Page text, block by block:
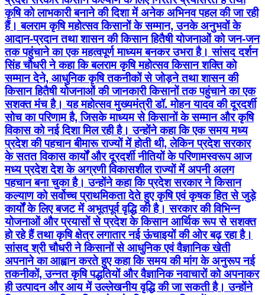
कृषि को लाभकारी बनाने की दिशा में अनेक अभिनव पहल की जा रही
हैं। बलराम कृषि महोत्सव किसानों के सम्मान, उनके अनुभवों के
आदान-प्रदान तथा शासन की किसान हितैषी योजनाओं को जन-जन
तक पहुंचाने का एक महत्वपूर्ण माध्यम बनकर उभरा है। सांसद दर्शन
सिंह चौधरी ने कहा कि बलराम कृषि महोत्सव किसान शक्ति को
सम्मान देने, आधुनिक कृषि तकनीकों से जोड़ने तथा शासन की
किसान हितैषी योजनाओं की जानकारी किसानों तक पहुंचाने का एक
सशक्त मंच है। यह महोत्सव मुख्यमंत्री डॉ. मोहन यादव की दूरदर्शी
सोच का परिणाम है, जिसके माध्यम से किसानों के सम्मान और कृषि
विकास को नई दिशा मिल रही है। उन्होंने कहा कि एक समय मध्य
प्रदेश की पहचान बीमारू राज्यों में होती थी, लेकिन प्रदेश सरकार
के सतत विकास कार्यों और दूरदर्शी नीतियों के परिणामस्वरूप आज
मध्य प्रदेश देश के अग्रणी विकासशील राज्यों में अपनी अलग
पहचान बना चुका है। उन्होंने कहा कि प्रदेश सरकार ने किसान
कल्याण को सर्वोच्च प्राथमिकता देते हुए कृषि एवं कृषक हित से जुड़े
कार्यों के लिए बजट में अभूतपूर्व वृद्धि की है। सरकार की विभिन्न
योजनाओं और प्रयासों से प्रदेश के किसान आर्थिक रूप से सशक्त
हो रहे हैं तथा कृषि क्षेत्र लगातार नई ऊंचाइयों की ओर बढ़ रहा है।
सांसद श्री चौधरी ने किसानों से आधुनिक एवं वैज्ञानिक खेती
अपनाने का आह्वान करते हुए कहा कि समय की मांग के अनुरूप नई
तकनीकों, उन्नत कृषि पद्धतियों और वैज्ञानिक नवाचारों को अपनाकर
ही उत्पादन और आय में उल्लेखनीय वृद्धि की जा सकती है। उन्होंने